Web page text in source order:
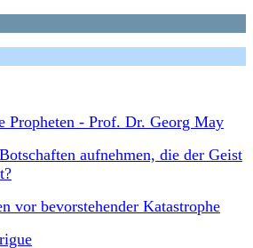
Propheten - Prof. Dr. Georg May
aufnehmen, die der Geist
vor bevorstehender Katastrophe